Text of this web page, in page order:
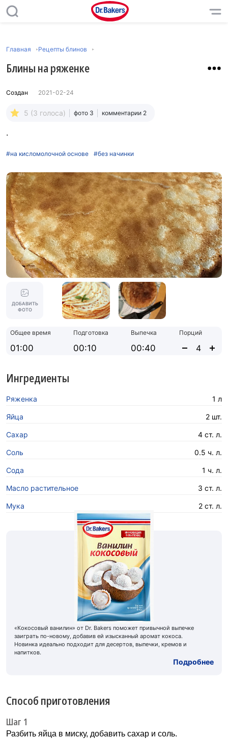
Главная Рецепты блинов
Блины на ряженке
Создан 2021-02-24
5 (3 голоса) фото 3 комментарии 2
.
#на кисломолочной основе #без начинки
ДОБАВИТЬ
ФОТО
Общее время
01:00
Подготовка
00:10
Выпечка
00:40
Порций
Ингредиенты
Ряженка 1 л
Яйца 2 шт.
Сахар 4 ст. л.
Соль 0.5 ч. л.
Сода 1 ч. л.
Масло растительное 3 ст. л.
Мука 2 ст. л.
«Кокосовый ванилин» от Dr. Bakers поможет привычной выпечке
заиграть по-новому, добавив ей изысканный аромат кокоса.
Новинка идеально подходит для десертов, выпечки, кремов и
напитков.
Подробнее
Способ приготовления
Шаг 1
Разбить яйца в миску, добавить сахар и соль.